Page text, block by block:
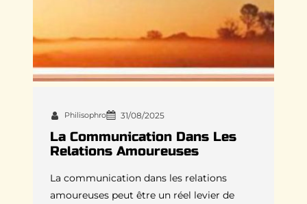
Philisophro 31/08/2025
La Communication Dans Les
Relations Amoureuses
La communication dans les relations
amoureuses peut être un réel levier de